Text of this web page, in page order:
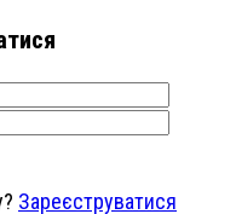
Зареєструватися